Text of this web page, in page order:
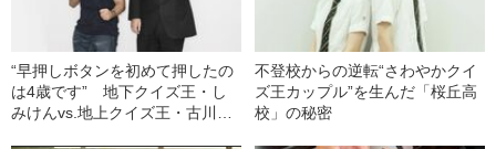
“早押しボタンを初めて押したの
は4歳です” 地下クイズ王・し
みけんvs.地上クイズ王・古川洋
不登校からの逆転“さわやかクイ
ズ王カップル”を生んだ「桜丘高
校」の秘密